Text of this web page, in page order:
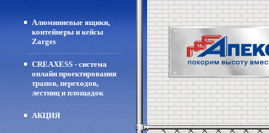
Алюминиевые ящики,
контейнеры и кейсы
Zarges
CREAXESS - система
онлайн проектирования
трапов, переходов,
лестниц и площадок
АКЦИЯ